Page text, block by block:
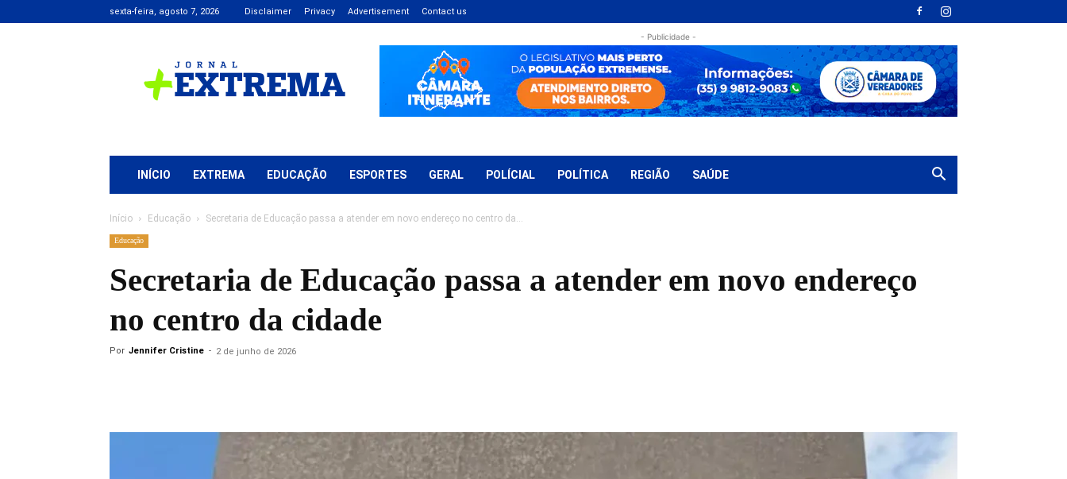
sexta-feira, agosto 7, 2026 Disclaimer Privacy Advertisement Contact us
Extrema
- Publicidade -
INÍCIO EXTREMA EDUCAÇÃO ESPORTES GERAL POLÍCIAL POLÍTICA REGIÃO SAÚDE
Início Educação Secretaria de Educação passa a atender em novo endereço no centro da...
Educação
Secretaria de Educação passa a atender em novo endereço
no centro da cidade
Por Jennifer Cristine - 2 de junho de 2026